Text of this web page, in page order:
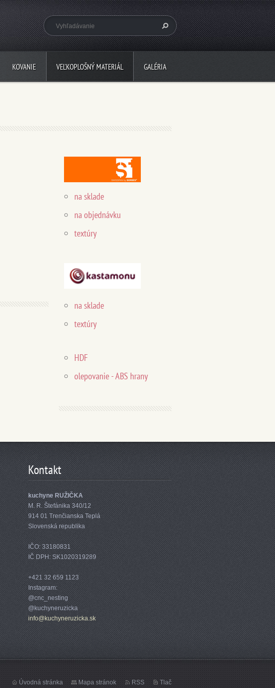
KOVANIE VEĽKOPLOŠNÝ MATERIÁL GALÉRIA
na sklade
na objednávku
textúry
na sklade
textúry
HDF
olepovanie - ABS hrany
Kontakt
kuchyne RUŽIČKA
M. R. Štefánika 340/12
914 01 Trenčianska Teplá
Slovenská republika
IČO: 33180831
IČ DPH: SK1020319289
+421 32 659 1123
Instagram:
@cnc_nesting
@kuchyneruzicka
info@kuchyneruzicka.sk
Úvodná stránka Mapa stránok RSS Tlač